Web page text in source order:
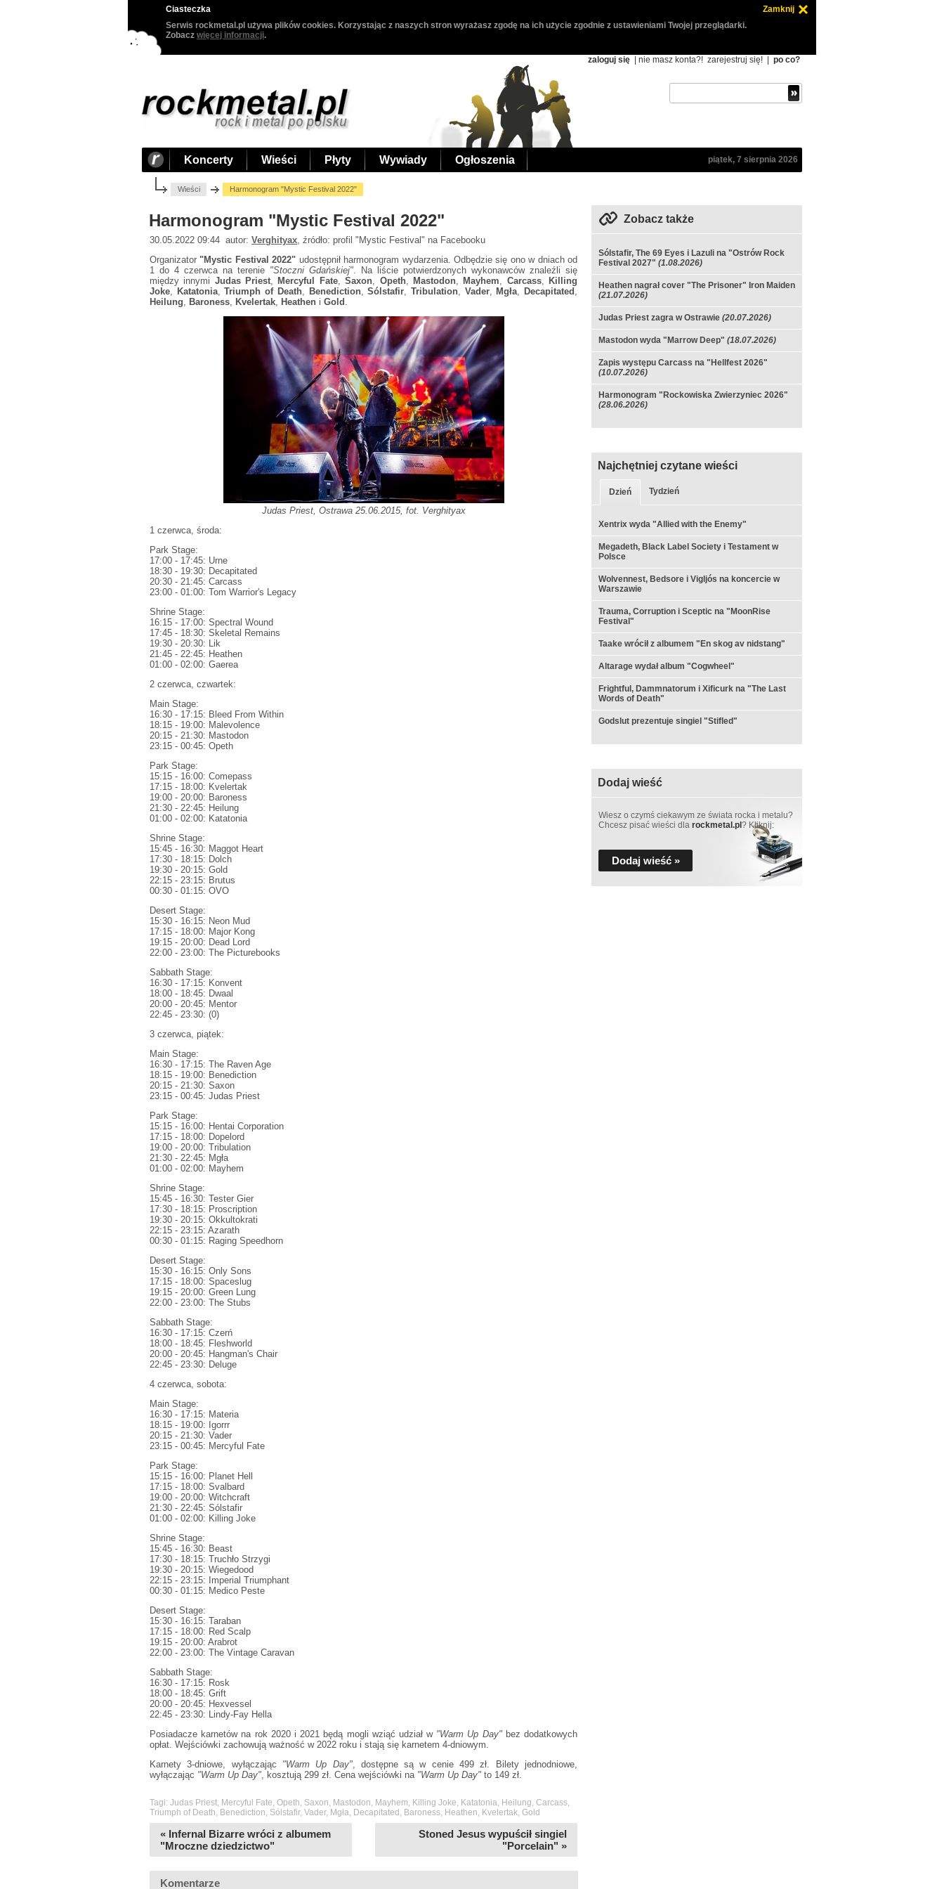
Ciasteczka
Zamknij
Serwis rockmetal.pl używa plików cookies. Korzystając z naszych stron wyrażasz zgodę na ich użycie zgodnie z ustawieniami Twojej przeglądarki.
Zobacz więcej informacji.
zaloguj się | nie masz konta?! zarejestruj się! po co?
Koncerty Wieści Płyty Wywiady Ogłoszenia piątek, 7 sierpnia 2026
Wieści Harmonogram "Mystic Festival 2022"
Harmonogram "Mystic Festival 2022"
30.05.2022 09:44 autor: Verghityax , źródło: profil "Mystic Festival" na Facebooku
Organizator "Mystic Festival 2022" udostępnił harmonogram wydarzenia. Odbędzie się ono w dniach od
1 do 4 czerwca na terenie "Stoczni Gdańskiej" . Na liście potwierdzonych wykonawców znaleźli się
między innymi Judas Priest Mercyful Fate,Saxon Opeth, Mastodon, Mayhem Carcass,
Killing
Joke
Katatonia,Triumph of Death, Benediction,Sólstafir Tribulation, Vader, Mgła Decapitated
Heilung
Baroness Kvelertak Heathen i Gold
Judas Priest, Ostrawa 25.06.2015, fot. Verghityax
1 czerwca, środa:
Park Stage:
17:00 - 17:45: Urne
18:30 - 19:30: Decapitated
20:30 - 21:45: Carcass
23:00 - 01:00: Tom Warrior's Legacy
Shrine Stage:
16:15 - 17:00: Spectral Wound
17:45 - 18:30: Skeletal Remains
19:30 - 20:30: Lik
21:45 - 22:45: Heathen
01:00 - 02:00: Gaerea
2 czerwca, czwartek:
Main Stage:
16:30 - 17:15: Bleed From Within
18:15 - 19:00: Malevolence
20:15 - 21:30: Mastodon
23:15 - 00:45: Opeth
Park Stage:
15:15 - 16:00: Comepass
17:15 - 18:00: Kvelertak
19:00 - 20:00: Baroness
21:30 - 22:45: Heilung
01:00 - 02:00: Katatonia
Shrine Stage:
15:45 - 16:30: Maggot Heart
17:30 - 18:15: Dolch
19:30 - 20:15: Gold
22:15 - 23:15: Brutus
00:30 - 01:15: OVO
Desert Stage:
15:30 - 16:15: Neon Mud
17:15 - 18:00: Major Kong
19:15 - 20:00: Dead Lord
22:00 - 23:00: The Picturebooks
Sabbath Stage:
16:30 - 17:15: Konvent
18:00 - 18:45: Dwaal
20:00 - 20:45: Mentor
22:45 - 23:30: (0)
3 czerwca, piątek:
Main Stage:
16:30 - 17:15: The Raven Age
18:15 - 19:00: Benediction
20:15 - 21:30: Saxon
23:15 - 00:45: Judas Priest
Park Stage:
15:15 - 16:00: Hentai Corporation
17:15 - 18:00: Dopelord
19:00 - 20:00: Tribulation
21:30 - 22:45: Mgła
01:00 - 02:00: Mayhem
Shrine Stage:
15:45 - 16:30: Tester Gier
17:30 - 18:15: Proscription
19:30 - 20:15: Okkultokrati
22:15 - 23:15: Azarath
00:30 - 01:15: Raging Speedhorn
Desert Stage:
15:30 - 16:15: Only Sons
17:15 - 18:00: Spaceslug
19:15 - 20:00: Green Lung
22:00 - 23:00: The Stubs
Sabbath Stage:
16:30 - 17:15: Czerń
18:00 - 18:45: Fleshworld
20:00 - 20:45: Hangman's Chair
22:45 - 23:30: Deluge
4 czerwca, sobota:
Main Stage:
16:30 - 17:15: Materia
18:15 - 19:00: Igorrr
20:15 - 21:30: Vader
23:15 - 00:45: Mercyful Fate
Park Stage:
15:15 - 16:00: Planet Hell
17:15 - 18:00: Svalbard
19:00 - 20:00: Witchcraft
21:30 - 22:45: Sólstafir
01:00 - 02:00: Killing Joke
Shrine Stage:
15:45 - 16:30: Beast
17:30 - 18:15: Truchło Strzygi
19:30 - 20:15: Wiegedood
22:15 - 23:15: Imperial Triumphant
00:30 - 01:15: Medico Peste
Desert Stage:
15:30 - 16:15: Taraban
17:15 - 18:00: Red Scalp
19:15 - 20:00: Arabrot
22:00 - 23:00: The Vintage Caravan
Sabbath Stage:
16:30 - 17:15: Rosk
18:00 - 18:45: Grift
20:00 - 20:45: Hexvessel
22:45 - 23:30: Lindy-Fay Hella
Posiadacze karnetów na rok 2020 i 2021 będą mogli wziąć udział w"Warm Up Day"bez dodatkowych
opłat. Wejściówki zachowują ważność w 2022 roku i stają się karnetem 4-dniowym.
Karnety 3-dniowe, wyłączając "Warm Up Day", dostępne są w cenie 499 zł. Bilety jednodniowe,
wyłączając "Warm Up Day" , kosztują 299 zł. Cena wejściówki na "Warm Up Day" to 149 zł.
Tagi: Judas Priest Mercyful Fate Opeth Saxon Mastodon Mayhem Killing Joke Katatonia Heilung Carcass
Triumph of Death Benediction Sólstafir, Vader, Mgła Decapitated Baroness Heathen Kvelertak Gold
« Infernal Bizarre wróci z albumem
"Mroczne dziedzictwo"
Stoned Jesus wypuścił singiel
"Porcelain" »
Komentarze
Zobacz także
Sólstafir, The 69 Eyes i Lazuli na "Ostrów Rock
Festival 2027" (1.08.2026)
Heathen nagrał cover "The Prisoner" Iron Maiden
(21.07.2026)
Judas Priest zagra w Ostrawie (20.07.2026)
Mastodon wyda "Marrow Deep" (18.07.2026)
Zapis występu Carcass na "Hellfest 2026"
(10.07.2026)
Harmonogram "Rockowiska Zwierzyniec 2026"
(28.06.2026)
Najchętniej czytane wieści
Dzień Tydzień
Xentrix wyda "Allied with the Enemy"
Megadeth, Black Label Society i Testament w
Polsce
Wolvennest, Bedsore i Vigljós na koncercie w
Warszawie
Trauma, Corruption i Sceptic na "MoonRise
Festival"
Taake wrócił z albumem "En skog av nidstang"
Altarage wydał album "Cogwheel"
Frightful, Dammnatorum i Xificurk na "The Last
Words of Death"
Godslut prezentuje singiel "Stifled"
Dodaj wieść
Wiesz o czymś ciekawym ze świata rocka i metalu?
Chcesz pisać wieści dla rockmetal.pl ? Kliknij:
Dodaj wieść »